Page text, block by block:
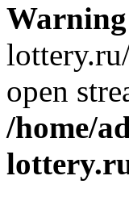
Warning
open
/home/